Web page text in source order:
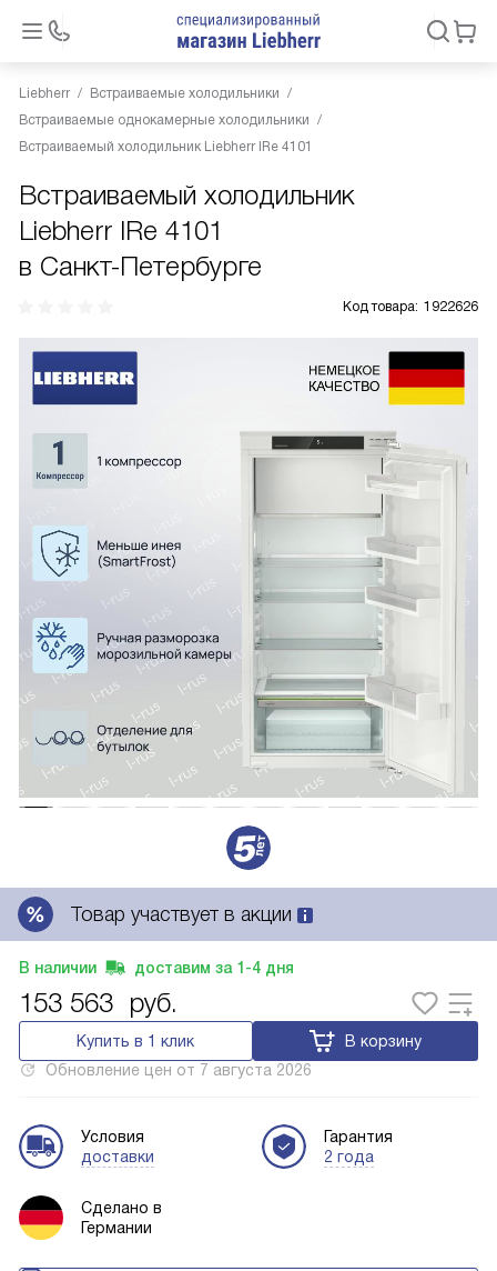
Liebherr
Встраиваемые холодильники
Встраиваемые однокамерные холодильники
Встраиваемый холодильник Liebherr IRe 4101
Встраиваемый холодильник
Liebherr IRe 4101
в Санкт-Петербурге
Код товара: 1922626
Товар участвует в акции
В наличии доставим за 1-4 дня
153 563 руб.
Купить в 1 клик
В корзину
Обновление цен от 7 августа 2026
Условия
доставки
Гарантия
2 года
Сделано в
Германии